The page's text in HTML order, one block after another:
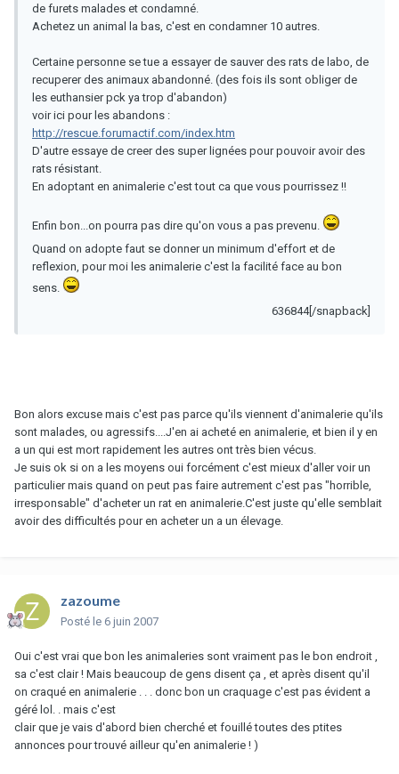
de furets malades et condamné.
Achetez un animal la bas, c'est en condamner 10 autres.
Certaine personne se tue a essayer de sauver des rats de labo, de
recuperer des animaux abandonné. (des fois ils sont obliger de
les euthansier pck ya trop d'abandon)
voir ici pour les abandons :
http://rescue.forumactif.com/index.htm
D'autre essaye de creer des super lignées pour pouvoir avoir des
rats résistant.
En adoptant en animalerie c'est tout ca que vous pourrissez !!
Enfin bon...on pourra pas dire qu'on vous a pas prevenu.
Quand on adopte faut se donner un minimum d'effort et de
reflexion, pour moi les animalerie c'est la facilité face au bon
sens.
636844[/snapback]
Bon alors excuse mais c'est pas parce qu'ils viennent d'animalerie qu'ils
sont malades, ou agressifs....J'en ai acheté en animalerie, et bien il y en
a un qui est mort rapidement les autres ont très bien vécus.
Je suis ok si on a les moyens oui forcément c'est mieux d'aller voir un
particulier mais quand on peut pas faire autrement c'est pas "horrible,
irresponsable" d'acheter un rat en animalerie.C'est juste qu'elle semblait
avoir des difficultés pour en acheter un a un élevage.
zazoume
Posté le 6 juin 2007
Oui c'est vrai que bon les animaleries sont vraiment pas le bon endroit ,
sa c'est clair ! Mais beaucoup de gens disent ça , et après disent qu'il
on craqué en animalerie . . . donc bon un craquage c'est pas évident a
géré lol. . mais c'est
clair que je vais d'abord bien cherché et fouillé toutes des ptites
annonces pour trouvé ailleur qu'en animalerie ! )